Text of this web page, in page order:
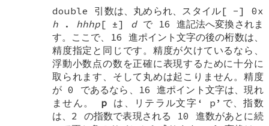
double
引数は、丸められ、スタイル[ -] 0x
h
. hhhp[ ±] dで 16 進記法へ変換されま
す。ここで、16 進ポイント文字の後の桁数は、
精度指定と同じです。精度が欠けているなら、
浮動小数点の数を正確に表現するために十分に
取られます、そして丸めは起こりません。精度
が 0 であるなら、16 進ポイント文字は、現れ
ません。 pは、リテラル文字‘ p ’で、指数
は、2 の指数で表現される 10 進数があとに続